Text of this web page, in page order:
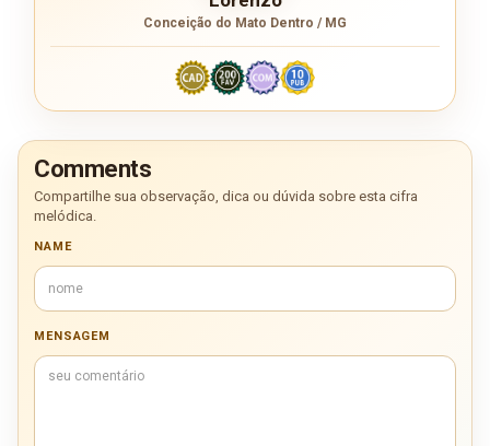
Conceição do Mato Dentro / MG
Comments
Compartilhe sua observação, dica ou dúvida sobre esta cifra
melódica.
NAME
MENSAGEM